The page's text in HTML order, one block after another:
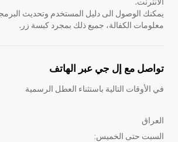
يمكنك الوصول الى دليل المستخدم وتحديث
معلومات الكفالة، جميع ذلك بمجرد كبسة زر.
تواصل مع إل جي عبر الهاتف
في الأوقات التالية باستثناء العطل الرسمية
العراق
السبت حتى الخميس: